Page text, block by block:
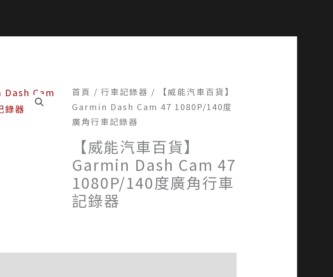
首頁 / 行車記錄器 / 【威能汽車百貨】
Garmin Dash Cam 47 1080P/140度
廣角行車記錄器
【威能汽車百貨】
Garmin Dash Cam 47
1080P/140度廣角行車
記錄器